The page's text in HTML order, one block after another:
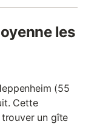
les
(55
Cette
un gîte